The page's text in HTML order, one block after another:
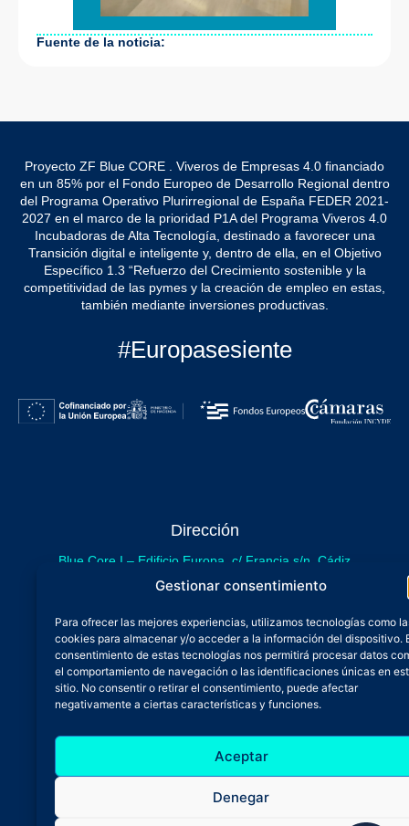
Gestionar consentimiento
Para ofrecer las mejores experiencias, utilizamos tecnologías como
cookies para almacenar y/o acceder a la información del dispositivo.
consentimiento de estas tecnologías nos permitirá procesar datos
el comportamiento de navegación o las identificaciones únicas en
sitio. No consentir o retirar el consentimiento, puede afectar
negativamente a ciertas características y funciones.
Aceptar
Denegar
Fuente de la noticia:
Proyecto ZF Blue CORE . Viveros de Empresas 4.0 financiado
en un 85% por el Fondo Europeo de Desarrollo Regional dentro
del Programa Operativo Plurirregional de España FEDER 2021-
2027 en el marco de la prioridad P1A del Programa Viveros 4.0
Incubadoras de Alta Tecnología, destinado a favorecer una
Transición digital e inteligente y, dentro de ella, en el Objetivo
Específico 1.3 “Refuerzo del Crecimiento sostenible y la
competitividad de las pymes y la creación de empleo en estas,
también mediante inversiones productivas.
#Europasesiente
Dirección
Blue Core I – Edificio Europa, c/ Francia s/n. Cádiz
sede provisional de Blue Core - Incubazul
próximamente.
Teléfono y Whatsapp
600 515 071
De lunes a viernes
Oficina 24/7
Atención continuada
admin@zfbluecore.es